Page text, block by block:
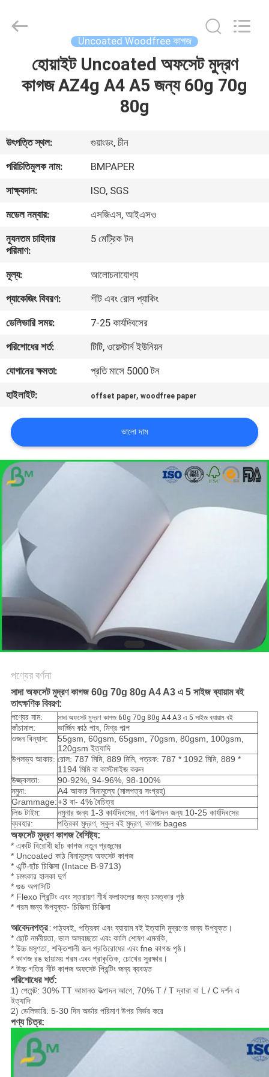
আমাদের
সম্বন্ধে
কারখানা
পরিদর্শন
নিয়ন্ত্রণ
আমাদের
সাথে
যোগাযোগ
খবর
মামলা
সাইট
গোপনীয়তা
নীতি
CO.,LTD.
Uncoated Woodfree কাগজ
হোয়াইট Uncoated অফসেট মুদ্রণ
কাগজ AZ4g A4 A5 জন্য 60g 70g
80g
উৎপত্তি স্থল:
গুয়াংডং, চীন
পরিচিতিমুলক নাম:
BMPAPER
সাক্ষ্যদান:
ISO, SGS
মডেল নম্বার:
এসজিএস, আইএসও
ন্যূনতম চাহিদার
পরিমাণ:
5 মেট্রিক টন
মূল্য:
আলোচনাযোগ্য
প্যাকেজিং বিবরণ:
শীট এবং রোল প্যাকিং
ডেলিভারি সময়:
7-25 কার্যদিবসের
পরিশোধের শর্ত:
টিটি, ওয়েস্টার্ন ইউনিয়ন
যোগানের ক্ষমতা:
প্রতি মাসে 5000 টন
হাইলাইট:
offset paper,woodfree paper
ভালো দাম
পণ্যের বর্ণনা
সাদা অফসেট মুদ্রণ কাগজ 60g 70g 80g A4 A3 এ 5 সাইজ ব্যায়াম বই
তাৎক্ষণিক বিবরণ:
পণ্যের নাম: সাদা অফসেট মুদ্রণ কাগজ 60g 70g 80g A4 A3 এ 5 সাইজ ব্যায়াম বই
কাঁচামাল:
ভার্জিন কাঠ পাব, মিশ্র পাল্প
ওজন বিন্যাস:
55gsm, 60gsm, 65gsm, 70gsm, 80gsm, 100gsm,
120gsm ইত্যাদি
উপলভ্য আকার: রোল: 787 মিমি, 889 মিমি, পত্রক: 787 * 1092 মিমি, 889 *
1194 মিমি বা কাস্টমাইজ করুন
উজ্জ্বলতা:
90-92%, 94-96%, 98-100%
নমুনা:
A4 আকার বিনামূল্যে (মালপত্র সংগ্রহ)
Grammage:+3 বা- 4% বৈচিত্র
লিড টাইম:
নমুনার জন্য 1-3 কার্যদিবসের, গণ উত্পাদন জন্য 10-25 কার্যদিবসের
ব্যবহার:
পত্রিকা মুদ্রণ, স্কুল বই মুদ্রণ, কাগজ bages
অফসেট মুদ্রণ কাগজ বৈশিষ্ট্য:
* একটি বিরোধী ছাঁচ কাগজ নতুন প্রজন্মের
* Uncoated কাঠ বিনামূল্যে অফসেট কাগজ
* এন্টি-ছাঁচ চিকিত্সা (Intace B-9713)
* চমৎকার হালকা দুর্গ
* গুড অপাসিটি
* Flexo প্রিন্টিং এবং স্তরায়ণ শীর্ষ ফলাফলের জন্য চমত্কার পৃষ্ঠ
* গরম জন্য উপযুক্ত- চিকিত্সা চিকিত্সা
আবেদনপত্র: পাঠ্যবই, পত্রিকা এবং ব্যায়াম বই ইত্যাদি মুদ্রণের জন্য উপযুক্ত।
* ছোট নমনীয়তা, ভাল অস্বচ্ছতা এবং কালি শোষণ এমনকি,
* উচ্চ মসৃণতা, শক্তিশালী জল প্রতিরোধের এবং fne কাগজ পৃষ্ঠ।
* কাগজ রঙ ছায়াময় গরম এবং প্রাকৃতিক, চোখের সুরক্ষার।
* উচ্চ গতির শীট কাগজ অফসেট প্রিন্টিং জন্য ব্যবহৃত
পরিশোধের শর্ত:
1) পেমেন্ট: 30% TT আমানত উত্পাদন আগে, 70% T / T দ্বারা বা L / C দর্শন এ
ইত্যাদি
2) ডেলিভারি: 5-30 দিন অর্ডার পরিমাণ উপর নির্ভর করে
পণ্য চিত্র: